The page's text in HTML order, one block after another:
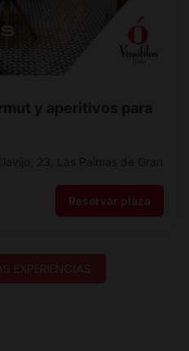
EXPERIENCIAS